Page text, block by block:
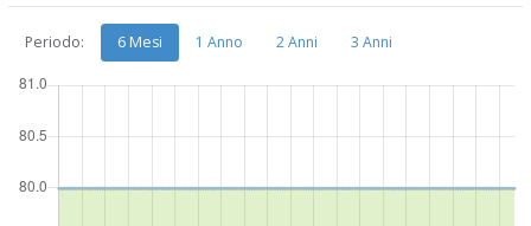
Periodo: 6 Mesi 1 Anno 2 Anni 3 Anni